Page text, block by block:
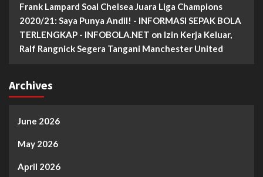
Frank Lampard Soal Chelsea Juara Liga Champions
2020/21: Saya Punya Andil! - INFORMASI SEPAK BOLA
TERLENGKAP - INFOBOLA.NET on Izin Kerja Keluar,
Ralf Rangnick Segera Tangani Manchester United
Archives
June 2026
May 2026
April 2026